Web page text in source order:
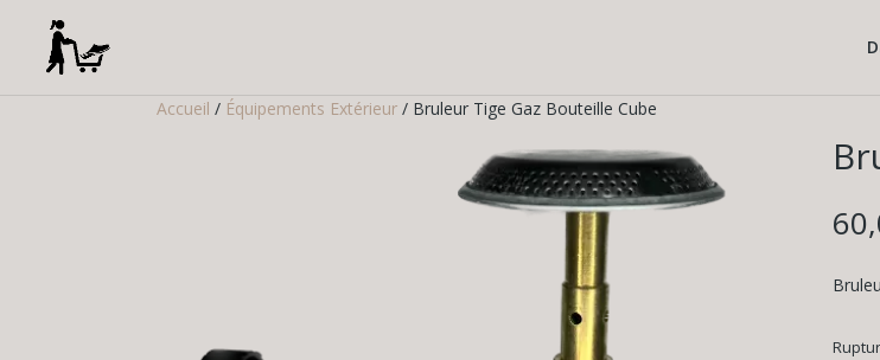
Accueil / Équipements Extérieur / Bruleur Tige Gaz Bouteille Cube